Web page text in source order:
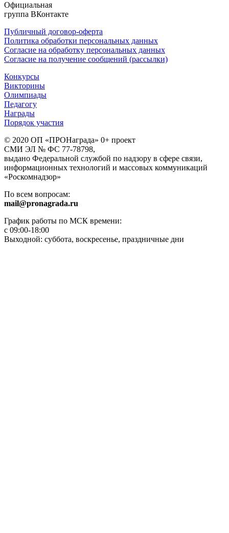
Официальная
группа ВКонтакте
Публичный договор-оферта
Политика обработки персональных данных
Согласие на обработку персональных данных
Согласие на получение сообщений (рассылки)
Конкурсы
Викторины
Олимпиады
Педагогу
Награды
Порядок участия
© 2020 ОП «ПРОНаграда» 0+ проект
СМИ ЭЛ № ФС 77-78798,
выдано Федеральной службой по надзору в сфере связи,
информационных технологий и массовых коммуникаций
«Роскомнадзор»
По всем вопросам:
mail@pronagrada.ru
График работы по МСК времени:
с 09:00-18:00
Выходной: суббота, воскресенье, праздничные дни